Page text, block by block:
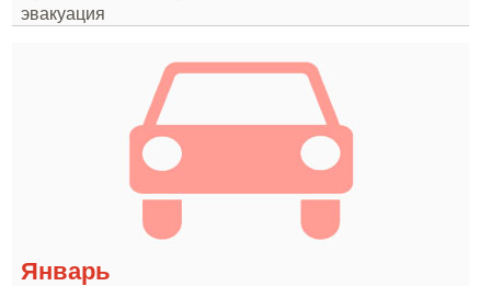
эвакуация
Январь